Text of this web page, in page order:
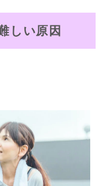
しい原因